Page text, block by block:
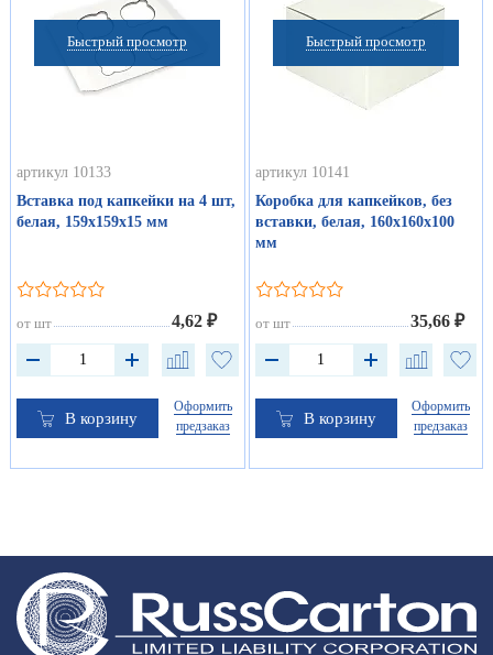
Быстрый просмотр
артикул 10133
Вставка под капкейки на 4 шт,
белая, 159х159х15 мм
от шт 4,62 ₽
В корзину
Оформить
предзаказ
Быстрый просмотр
артикул 10141
Коробка для капкейков, без
вставки, белая, 160х160х100
мм
от шт 35,66 ₽
В корзину
Оформить
предзаказ